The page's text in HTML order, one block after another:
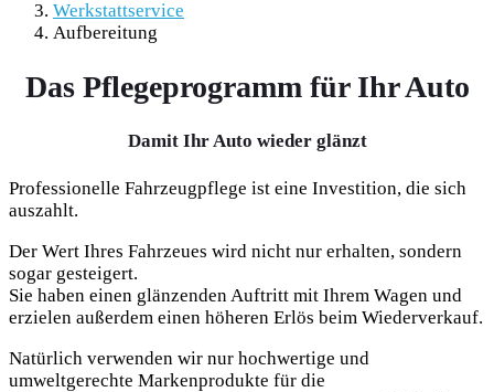
Werkstattservice
Aufbereitung
Das Pflegeprogramm für Ihr Auto
Damit Ihr Auto wieder glänzt
Professionelle Fahrzeugpflege ist eine Investition, die sich
auszahlt.
Der Wert Ihres Fahrzeues wird nicht nur erhalten, sondern
sogar gesteigert.
Sie haben einen glänzenden Auftritt mit Ihrem Wagen und
erzielen außerdem einen höheren Erlös beim Wiederverkauf.
Natürlich verwenden wir nur hochwertige und
umweltgerechte Markenprodukte für die